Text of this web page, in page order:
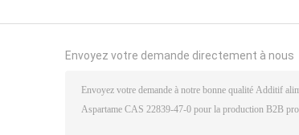
Envoyez votre demande directement à nous